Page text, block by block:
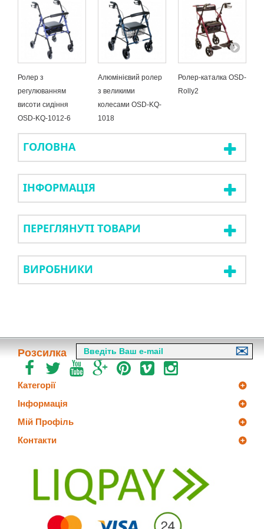
Ролер з
регулюванням
висоти сидіння
OSD-KQ-1012-6
Алюмінієвий ролер
з великими
колесами OSD-KQ-
1018
Ролер-каталка OSD-
Rolly2
ГОЛОВНА
ІНФОРМАЦІЯ
ПЕРЕГЛЯНУТІ ТОВАРИ
ВИРОБНИКИ
Розсилка
Категорії
Інформація
Мій Профіль
Контакти